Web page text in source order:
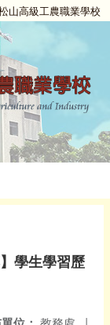
山高級工農職業學校
學生學習歷